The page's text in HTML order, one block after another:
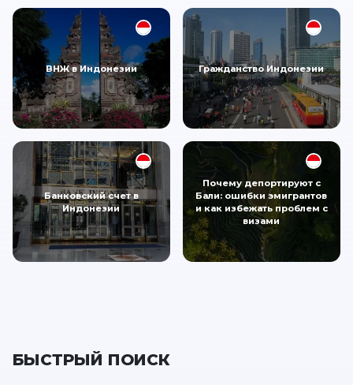
ВНЖ в Индонезии Гражданство Индонезии
Банковский счет в
Индонезии
Почему депортируют с
Бали: ошибки эмигрантов
и как избежать проблем с
визами
БЫСТРЫЙ ПОИСК